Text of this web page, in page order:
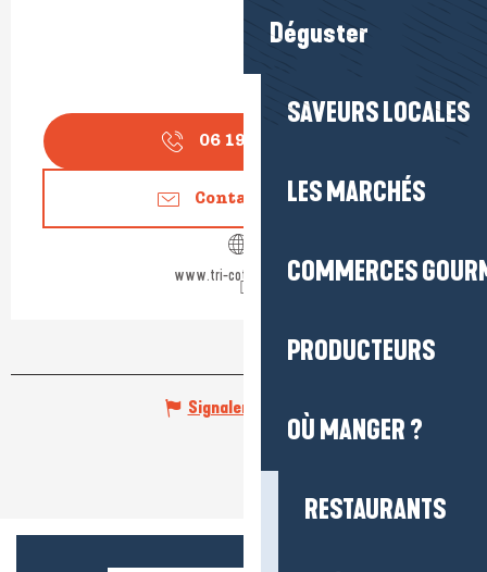
Déguster
SAVEURS LOCALES
LES MARCHÉS
COMMERCES
PRODUCTEURS
OÙ MANGER ?
RESTAURANTS
06 19 29 30
Contactez-nous
www.tri-cote-damour.fr
Signaler une erreur